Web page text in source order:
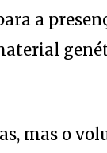
a
mas o